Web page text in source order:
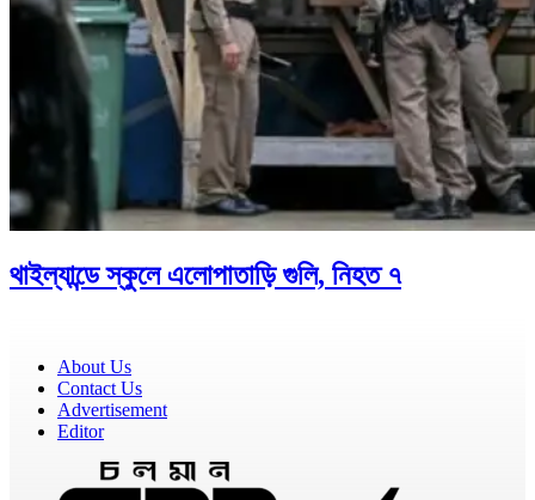
থাইল্যান্ডে স্কুলে এলোপাতাড়ি গুলি, নিহত ৭
About Us
Contact Us
Advertisement
Editor